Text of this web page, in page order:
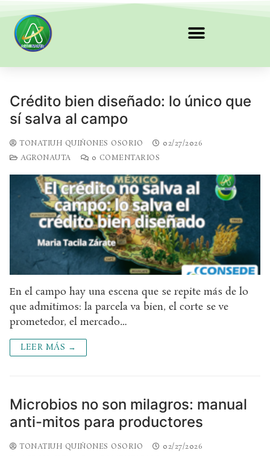
Crédito bien diseñado: lo único que
sí salva al campo
TONATIUH QUIÑONES OSORIO
02/27/2026
AGRONAUTA
0 COMENTARIOS
En el campo hay una escena que se repite más de lo
que admitimos: la parcela va bien, el corte se ve
prometedor, el mercado…
LEER MÁS →
Microbios no son milagros: manual
anti-mitos para productores
TONATIUH QUIÑONES OSORIO
02/27/2026